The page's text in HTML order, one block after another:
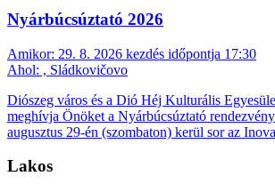
Nyárbúcsúztató 2026
Amikor: 29. 8. 2026 kezdés időpontja 17:30
Ahol: , Sládkovičovo
Diószeg város és a Dió Héj Kulturális
meghívja Önöket a Nyárbúcsúztató
augusztus 29-én (szombaton) kerül sor az
Lakos